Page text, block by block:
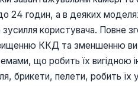
24 годин, а в деяких
користувача. Повне
ККД та зменшенню
що робить їх вигідною
брикети, пелети, робить їх